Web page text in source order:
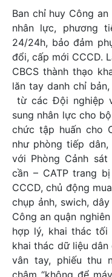
Ban chỉ huy Công
nhân lực, phương
24/24h, bảo đảm
đổi, cấp mới CCCD.
CBCS thành thạo
lăn tay danh chỉ
từ các Đội nghiệp
sung nhân lực cho
chức tập huấn cho
như phòng tiếp
với Phòng Cảnh sát
cần – CATP trang
CCCD, chủ động
chụp ảnh, swich,
Công an quận
hợp lý, khai thác
khai thác dữ liệu dân
vân tay, phiếu thu